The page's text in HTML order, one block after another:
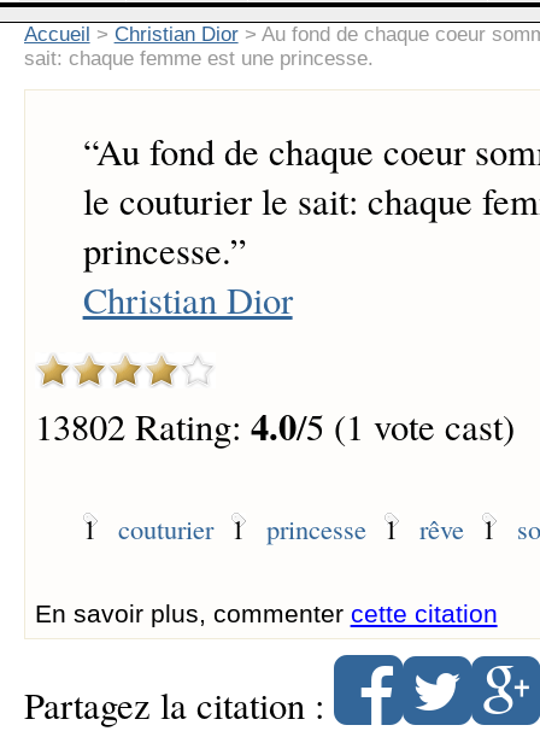
Accueil > Christian Dior > Au fond de chaque coeur
sait: chaque femme est une princesse.
“Au fond de chaque coeur
le couturier le sait: chaque
princesse.”
Christian Dior
13802 Rating: 4.0/5 (1 vote cast)
1 couturier 1 princesse 1 rêve 1
En savoir plus, commenter cette citation
Partagez la citation :